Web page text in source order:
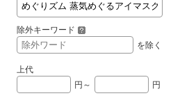
除外キーワード
を除く
上代
円～
円